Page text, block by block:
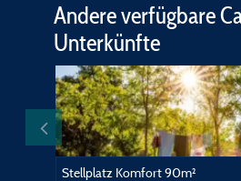
Andere verfügbare
Unterkünfte
Stellplatz Komfort 90m²